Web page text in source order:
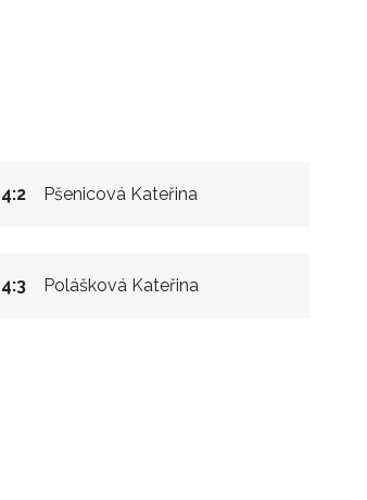
Pšenicová Kateřina
4:2
Polášková Kateřina
4:3